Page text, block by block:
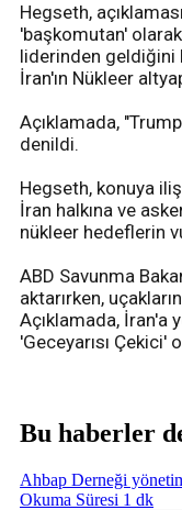
Hegseth,
'başkomutan'
liderinden geldiğini
İran'ın Nükleer
Açıklamada,
denildi.
Hegseth, konuya
İran halkına ve
nükleer hedeflerin
ABD Savunma
aktarırken,
Açıklamada, İran'a
'Geceyarısı Çekici'
Bu haberler
Ahbap Derneği
Okuma Süresi 1 dk